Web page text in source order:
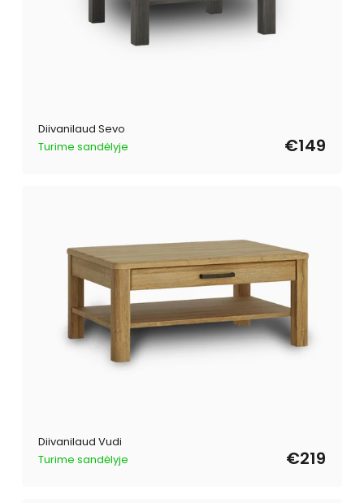
Diivanilaud Sevo
Turime sandėlyje
€149
Diivanilaud Vudi
Turime sandėlyje
€219